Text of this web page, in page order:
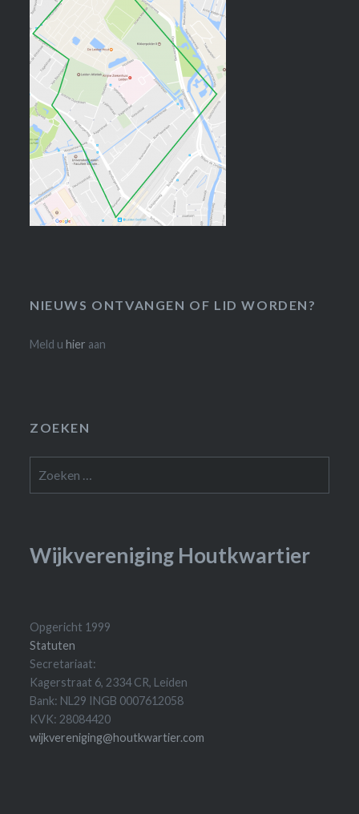
NIEUWS ONTVANGEN OF LID WORDEN?
Meld uhier aan
ZOEKEN
naar:
Wijkvereniging Houtkwartier
Opgericht 1999
Statuten
Secretariaat:
Kagerstraat 6, 2334 CR, Leiden
Bank: NL29 INGB 0007612058
KVK: 28084420
wijkvereniging@houtkwartier.com